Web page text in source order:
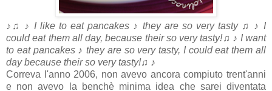
♪♫ ♪ I like to eat pancakes ♪ they are so very tasty ♫ ♪ I
could eat them all day , because their so very tasty!♫ ♪ I want
to eat pancakes ♪ they are so very tasty, I could eat them all
day because their so very tasty!♫ ♪
Correva l'anno 2006, non avevo ancora compiuto trent'anni
e non avevo la benchè minima idea che sarei diventata